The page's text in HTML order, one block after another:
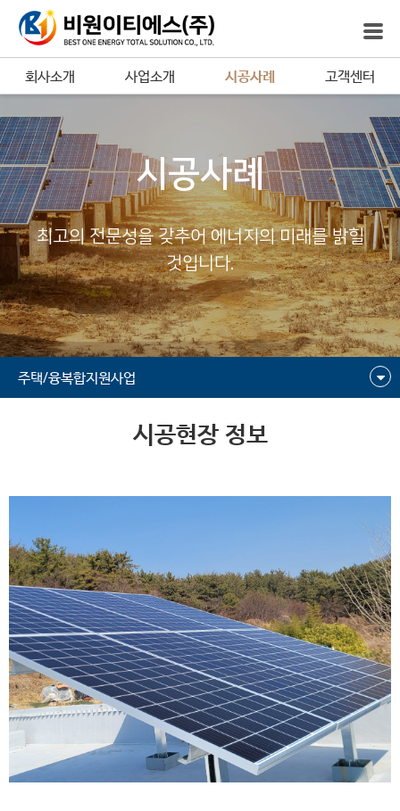
회사소개 사업소개 시공사례 고객센터
시공사례
최고의 전문성을 갖추어 에너지의 미래를 밝힐
것입니다.
주택/융복합지원사업
시공현장 정보